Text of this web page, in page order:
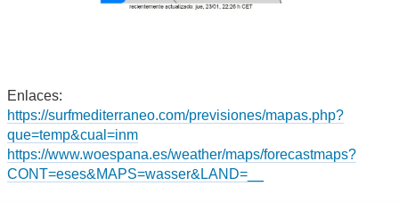
Enlaces:
https://surfmediterraneo.com/previsiones/mapas.php?
que=temp&cual=inm
https://www.woespana.es/weather/maps/forecastmaps?
CONT=eses&MAPS=wasser&LAND=__